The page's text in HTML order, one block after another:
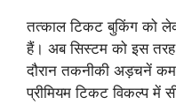
तत्काल टिकट बुकिंग को
हैं। अब सिस्टम को इस
दौरान तकनीकी अड़चनें कम
प्रीमियम टिकट विकल्प में